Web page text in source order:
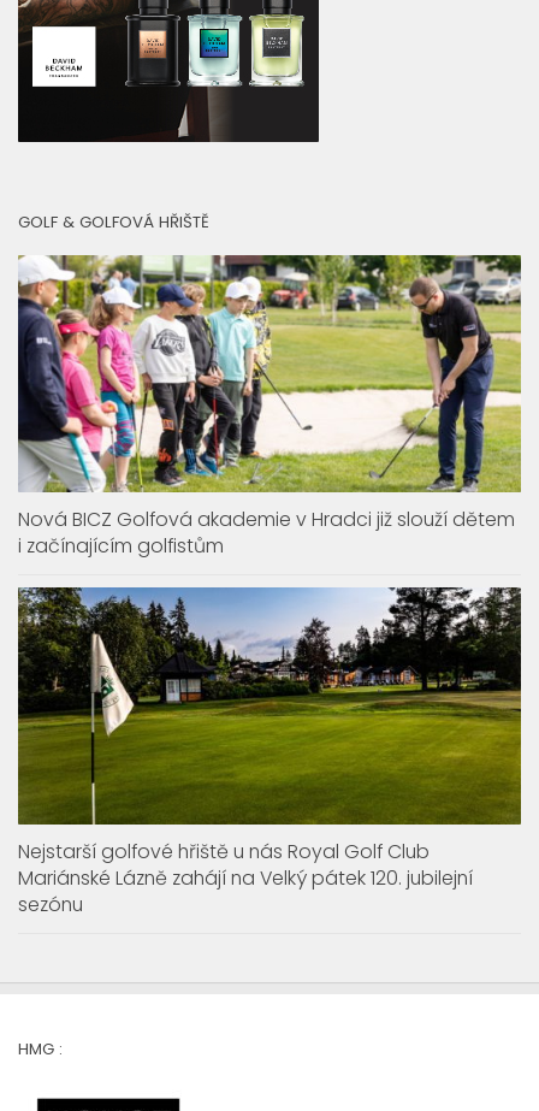
Nová BICZ Golfová akademie v Hradci již slouží dětem
i začínajícím golfistům
Nejstarší golfové hřiště u nás Royal Golf Club
Mariánské Lázně zahájí na Velký pátek 120. jubilejní
sezónu